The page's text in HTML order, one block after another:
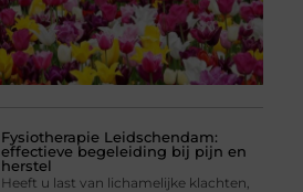
Fysiotherapie Leidschendam:
effectieve begeleiding bij pijn en
herstel
Heeft u last van lichamelijke klachten,